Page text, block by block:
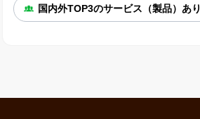
国内外TOP3のサービス（製品）あり